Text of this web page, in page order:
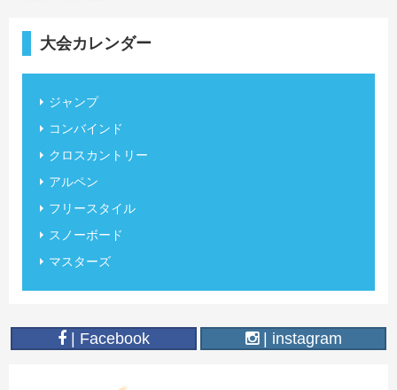
大会カレンダー
ジャンプ
コンバインド
クロスカントリー
アルペン
フリースタイル
スノーボード
マスターズ
| Facebook | instagram